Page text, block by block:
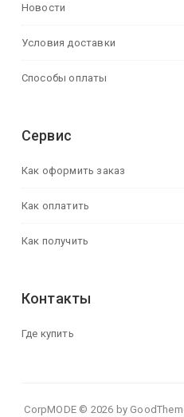
Новости
Условия доставки
Способы оплаты
Сервис
Как оформить заказ
Как оплатить
Как получить
Контакты
Где купить
CorpMODE © 2026 by